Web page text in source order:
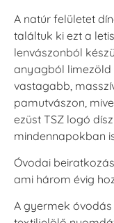
A natúr felületet
találtuk ki ezt a
lenvászonból
anyagból limezöld
vastagabb,
pamutvászon,
ezüst TSZ logó
mindennapokban
Óvodai
ami három évig
A gyermek